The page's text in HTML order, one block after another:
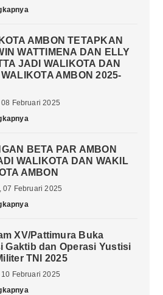
AMBON TETAPKAN
WATTIMENA DAN ELLY
JADI WALIKOTA DAN
AMBON 2025-
Februari 2025
BETA PAR AMBON
WALIKOTA DAN WAKIL
AMBON
07 Februari 2025
XV/Pattimura Buka
Gaktib dan Operasi Yustisi
TNI 2025
Februari 2025